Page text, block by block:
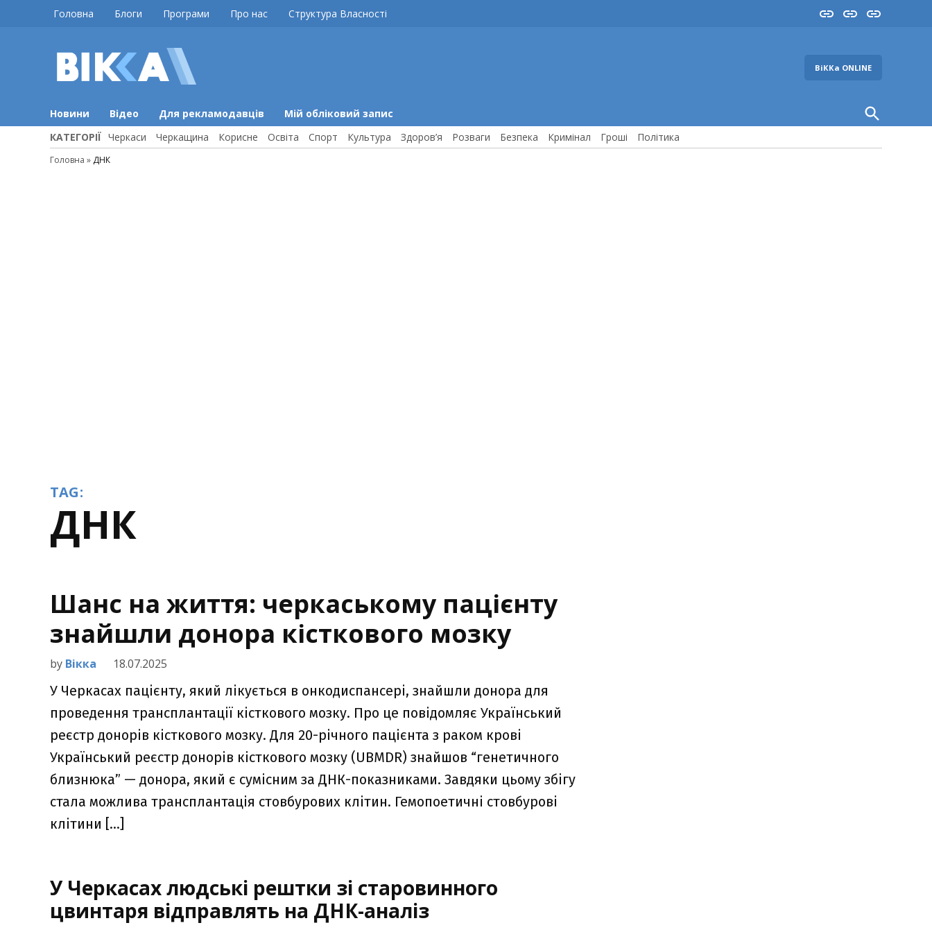
Головна Блоги Програми Про нас Структура Власності InstaYouTube
FB
ВіККа ONLINE
Новини Відео Для рекламодавців Мій обліковий запис
Open
Search
КАТЕГОРІЇ Черкаси Черкащина Корисне Освіта Спорт Культура Здоров’я Розваги Безпека Кримінал Гроші Політика
Головна » ДНК
TAG:
ДНК
Шанс на життя: черкаському пацієнту
знайшли донора кісткового мозку
by Вікка 18.07.2025
У Черкасах пацієнту, який лікується в онкодиспансері, знайшли донора для
проведення трансплантації кісткового мозку. Про це повідомляє Український
реєстр донорів кісткового мозку. Для 20-річного пацієнта з раком крові
Український реєстр донорів кісткового мозку (UBMDR) знайшов “генетичного
близнюка” — донора, який є сумісним за ДНК-показниками. Завдяки цьому збігу
стала можлива трансплантація стовбурових клітин. Гемопоетичні стовбурові
клітини […]
У Черкасах людські рештки зі старовинного
цвинтаря відправлять на ДНК-аналіз